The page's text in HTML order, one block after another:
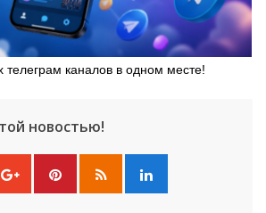
каналов в одном месте!
новостью!